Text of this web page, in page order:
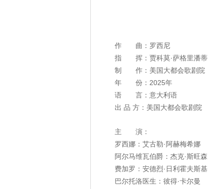
作
曲：罗西尼
指
挥：贾科莫·萨格里潘蒂‌
制
作：美国大都会歌剧院
年
份：2025年
语
言：意大利语
出 品 方：美国大都会歌剧院
主
演：
罗西娜：艾古勒·阿赫梅希娜
阿尔马维瓦伯爵：杰克·斯旺森
费加罗：安德烈·日利霍夫斯基
巴尔托洛医生：彼得·卡尔曼